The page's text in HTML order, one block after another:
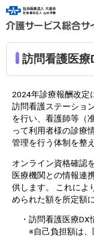
訪問看護医療
2024年診療報酬改定
訪問看護ステーショ
を行い、看護師等（
って利用者様の診療
管理を行う体制を整
オンライン資格確認
医療機関との情報連
供します。 これによ
められた額を所定額
・訪問看護医療DX
※自己負担額は、